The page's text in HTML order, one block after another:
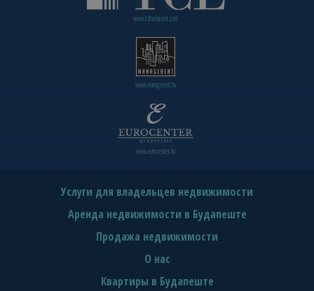
www.tclbudapest.com
www.managerent.hu
www.eurocenter.hu
Услуги для владельцев недвижимости
Аренда недвижимости в Будапеште
Продажа недвижимости
О нас
Квартиры в Будапеште